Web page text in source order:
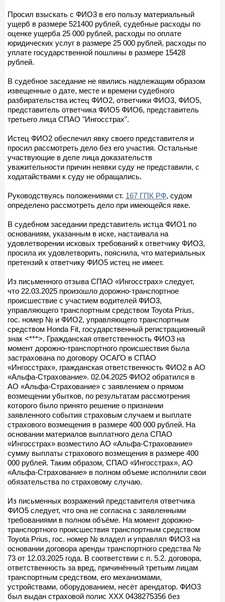
Просил взыскать с ФИО3 в его пользу материальный
ущерб в размере 521400 рублей, судебные расходы по
оценке ущерба 25 000 рублей, расходы по оплате
юридических услуг в размере 25 000 рублей, расходы по
уплате государственной пошлины в размере 15428
рублей.
В судебное заседание не явились надлежащим образом
извещенные о дате, месте и времени судебного
разбирательства истец ФИО2, ответчики ФИО3, ФИО5,
представитель ответчика ФИО5 ФИО6, представитель
третьего лица СПАО "Ингосстрах".
Истец ФИО2 обеспечил явку своего представителя и
просил рассмотреть дело без его участия. Остальные
участвующие в деле лица доказательств
уважительности причин неявки суду не представили, с
ходатайствами к суду не обращались.
Руководствуясь положениями ст. 167 ГПК РФ, судом
определено рассмотреть дело при имеющейся явке.
В судебном заседании представитель истца ФИО1 по
основаниям, указанным в иске, настаивала на
удовлетворении исковых требований к ответчику ФИО3,
просила их удовлетворить, пояснила, что материальных
претензий к ответчику ФИО5 истец не имеет.
Из письменного отзыва СПАО «Ингосстрах» следует,
что 22.03.2025 произошло дорожно-транспортное
происшествие с участием водителей ФИО3,
управляющего транспортным средством Toyota Prius,
гос. номер № и ФИО2, управляющего транспортным
средством Honda Fit, государственный регистрационный
знак <***>. Гражданская ответственность ФИО3 на
момент дорожно-транспортного происшествия была
застрахована по договору ОСАГО в СПАО
«Ингосстрах», гражданская ответственность ФИО2 в АО
«Альфа-Страхование». 02.04.2025 ФИО2 обратился в
АО «Альфа-Страхование» с заявлением о прямом
возмещении убытков, по результатам рассмотрения
которого было принято решение о признании
заявленного события страховым случаем и выплате
страхового возмещения в размере 400 000 рублей. На
основании материалов выплатного дела СПАО
«Ингосстрах» возместило АО «Альфа-Страхование»
сумму выплаты страхового возмещения в размере 400
000 рублей. Таким образом, СПАО «Ингосстрах», АО
«Альфа-Страхование» в полном объеме исполнили свои
обязательства по страховому случаю.
Из письменных возражений представителя ответчика
ФИО5 следует, что она не согласна с заявленными
требованиями в полном объёме. На момент дорожно-
транспортного происшествия транспортным средством
Toyota Prius, гос. номер № владел и управлял ФИО3 на
основании договора аренды транспортного средства №
73 от 12.03.2025 года. В соответствии с п. 5.2. договора,
ответственность за вред, причинённый третьим лицам
транспортным средством, его механизмами,
устройствами, оборудованием, несёт арендатор. ФИО3
был выдан страховой полис ХХХ 0438275356 без